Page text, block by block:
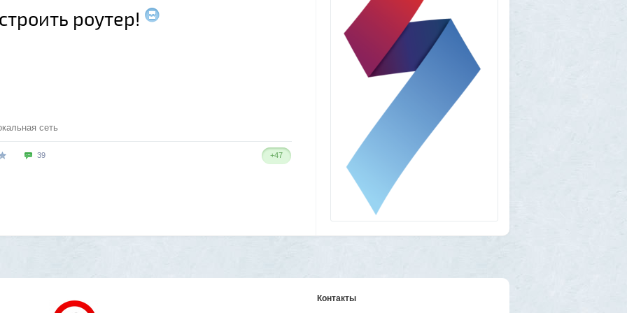
Frumas
1 августа 2026, 17:10
Вселенная, для человеческого разума -
непостижима
1
1 августа 2026, 16:50
"Становится всё яснее"
1 августа 2026, 16:39
Работавшие ранее в РФ мессенджеры
BIP и KakaoTalk перестали работать
1 августа 2026, 14:51
Исторический дом в центре Магадана
выставили на торги за 100 тысяч рублей
1 августа 2026, 13:50
В Подмосковье мужчина устроил концерт
для соседей в честь своего дня рождения
3
собираются сделать невозможной
7
1GR 1 августа 2026, 12:56
роутер!
сеть
39 +47
Контакты